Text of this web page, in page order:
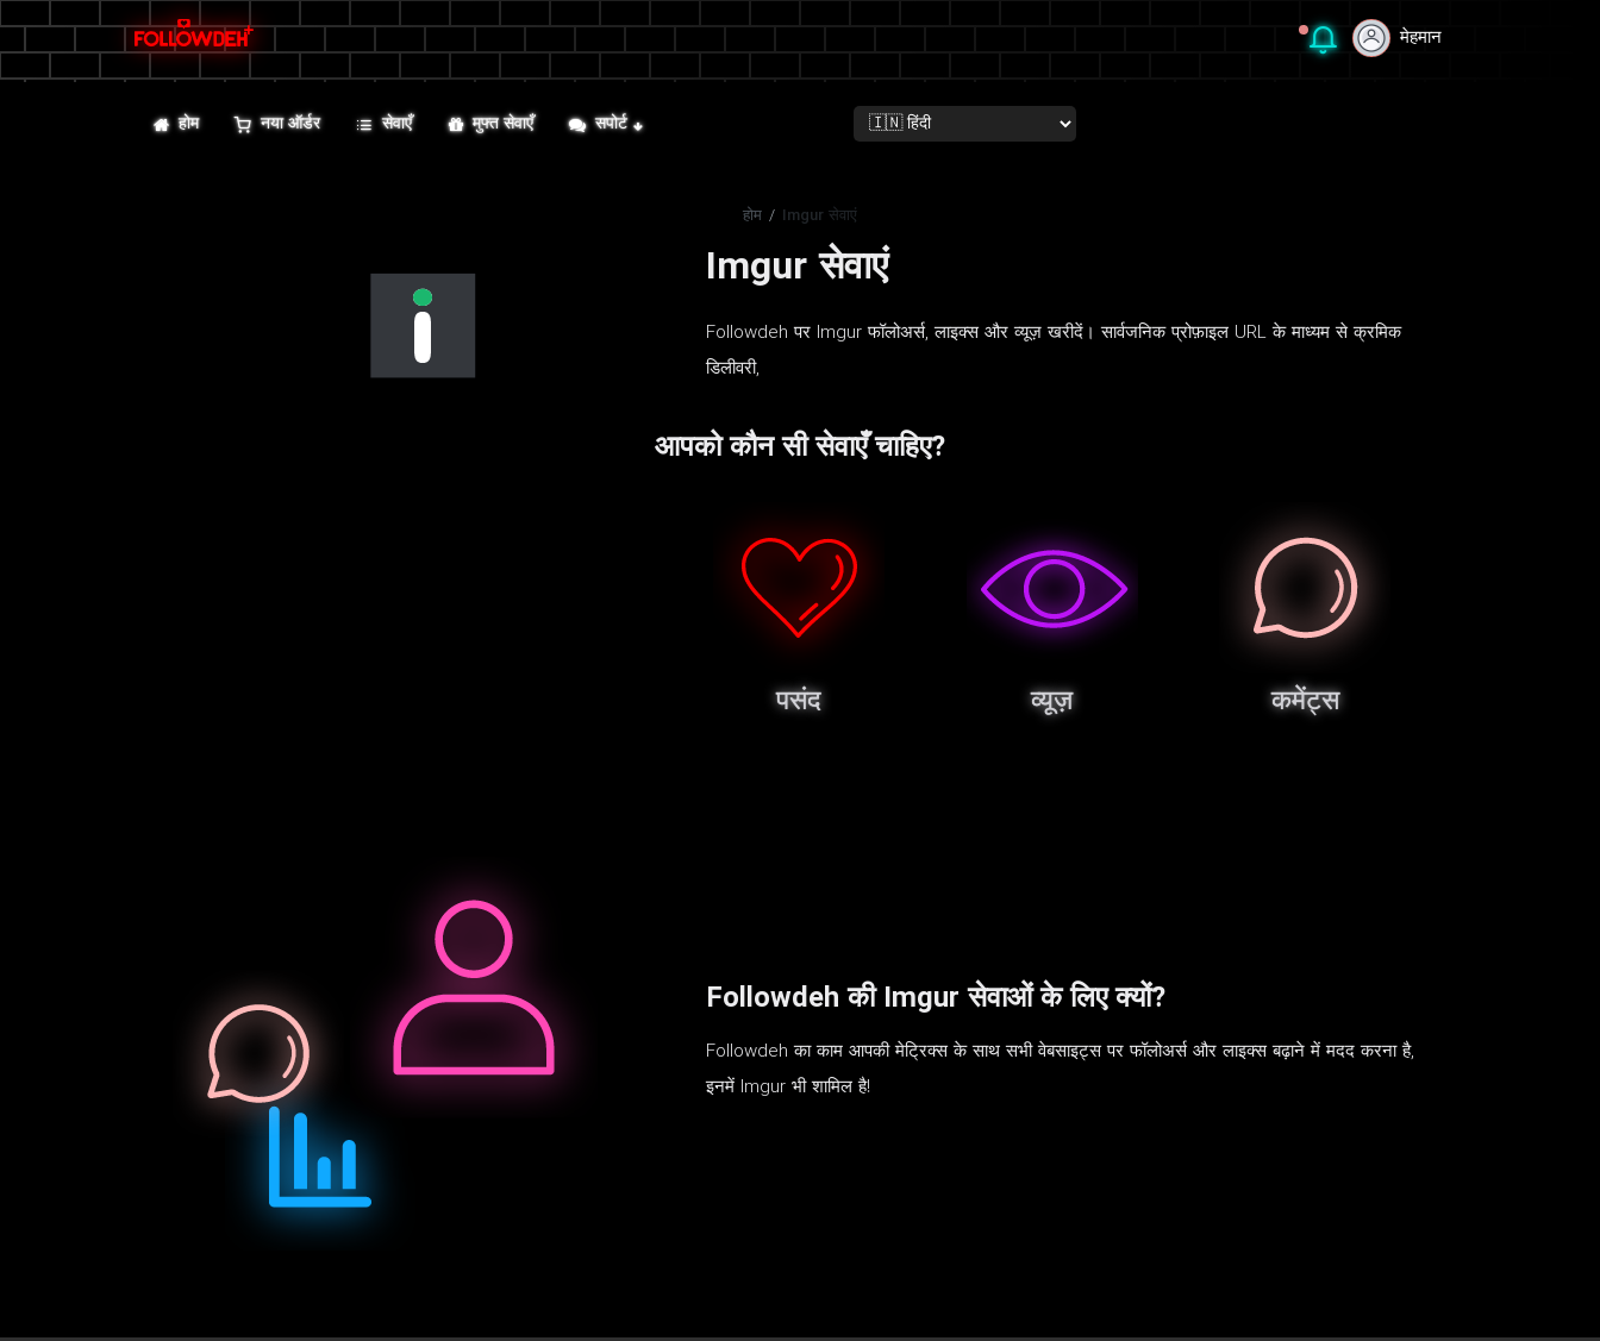
मेहमान
होम नया ऑर्डर सेवाएँ मुफ्त सेवाएँ सपोर्ट
मेहमान
होम / Imgur सेवाएं
Imgur सेवाएं
Followdeh पर Imgur फॉलोअर्स, लाइक्स और व्यूज़ खरीदें। सार्वजनिक प्रोफ़ाइल URL के माध्यम से क्रमिक
डिलीवरी,
आपको कौन सी सेवाएँ चाहिए?
पसंद व्यूज़ कमेंट्स
Followdeh की Imgur सेवाओं के लिए क्यों?
Followdeh का काम आपकी मेट्रिक्स के साथ सभी वेबसाइट्स पर फॉलोअर्स और लाइक्स बढ़ाने में मदद करना है,
इनमें Imgur भी शामिल है!